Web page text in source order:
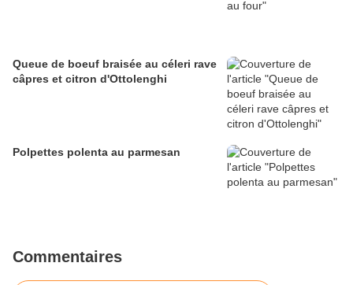
Queue de boeuf braisée au céleri rave
câpres et citron d'Ottolenghi
Polpettes polenta au parmesan
Commentaires